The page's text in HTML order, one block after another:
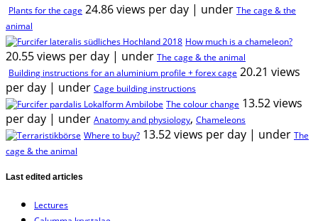
Plants for the cage 24.86 views per day | under The cage & the
animal
How much is a chameleon?
20.55 views per day | under The cage & the animal
Building instructions for an aluminium profile + forex cage 20.21 views
per day | under Cage building instructions
The colour change 13.52 views
per day | under Anatomy and physiology, Chameleons
Where to buy? 13.52 views per day | under The
cage & the animal
Last edited articles
Lectures